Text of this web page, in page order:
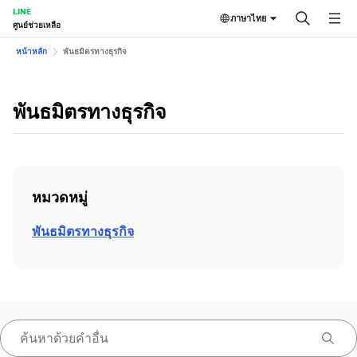
LINE
ศูนย์ช่วยเหลือ
ภาษาไทย
หน้าหลัก พันธมิตรทางธุรกิจ
พันธมิตรทางธุรกิจ
หมวดหมู่
พันธมิตรทางธุรกิจ